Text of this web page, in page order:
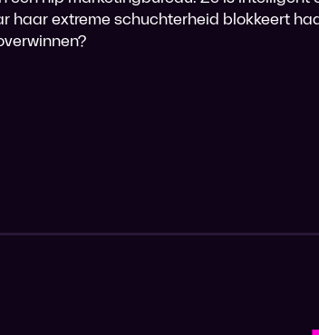
haar extreme schuchterheid blokkeert